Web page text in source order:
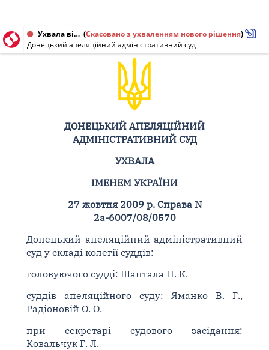
Ухвала від 27.10.2009 № 2а-6007/08/0570 (Скасовано з ухваленням нового рішення)
Донецький апеляційний адміністративний суд
ДОНЕЦЬКИЙ АПЕЛЯЦІЙНИЙ
АДМІНІСТРАТИВНИЙ СУД
УХВАЛА
ІМЕНЕМ УКРАЇНИ
27 жовтня 2009 р. Справа N
2а-6007/08/0570
Донецький апеляційний адміністративний
суд у складі колегії суддів:
головуючого судді: Шаптала Н. К.
суддів апеляційного суду: Яманко В. Г.,
Радіоновій О. О.
при секретарі судового засідання:
Ковальчук Г. Л.